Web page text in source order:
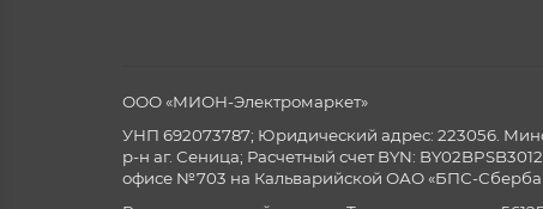
ООО «МИОН-Электромаркет»
УНП 692073787; Юридический адрес: 223056.
р-н аг. Сеница; Расчетный счет BYN:
офисе №703 на Кальварийской ОАО «БПС-